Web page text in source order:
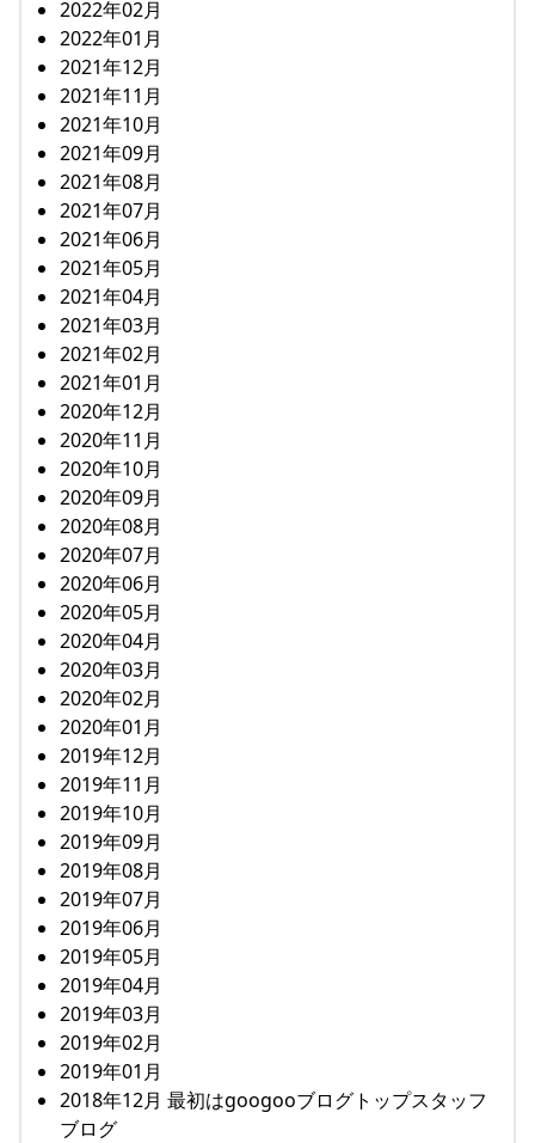
2022年02月
2022年01月
2021年12月
2021年11月
2021年10月
2021年09月
2021年08月
2021年07月
2021年06月
2021年05月
2021年04月
2021年03月
2021年02月
2021年01月
2020年12月
2020年11月
2020年10月
2020年09月
2020年08月
2020年07月
2020年06月
2020年05月
2020年04月
2020年03月
2020年02月
2020年01月
2019年12月
2019年11月
2019年10月
2019年09月
2019年08月
2019年07月
2019年06月
2019年05月
2019年04月
2019年03月
2019年02月
2019年01月
2018年12月 最初はgoogooブログトップスタッフ
ブログ